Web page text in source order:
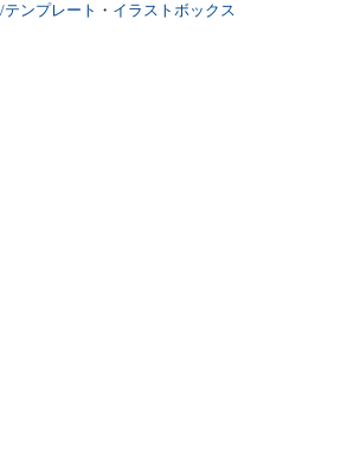
ンプレート ・ イラストボックス